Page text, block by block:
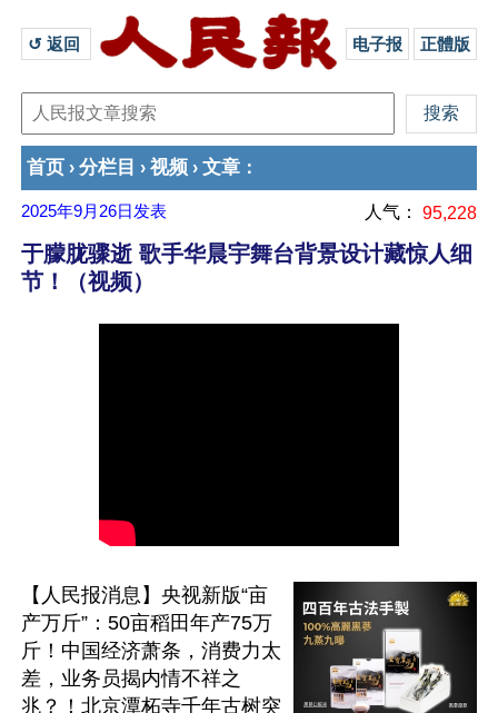
↺ 返回 电子报 正體版
首页 › 分栏目 › 视频 › 文章 ：
2025年9月26日 发表 人气： 95,228
于朦胧骤逝 歌手华晨宇舞台背景设计藏惊人细
节！（视频）
【人民报消息】央视新版“亩
产万斤”：50亩稻田年产75万
斤！中国经济萧条，消费力太
差，业务员揭内情不祥之
兆？！北京潭柘寺千年古树突